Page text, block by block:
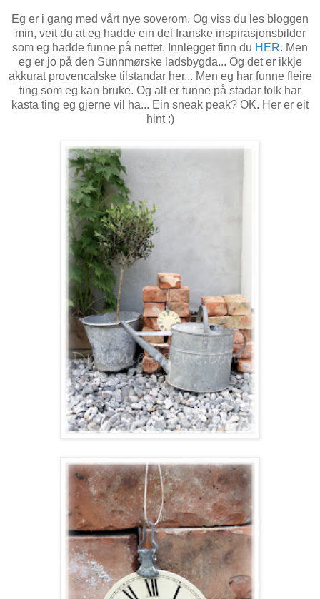
Eg er i gang med vårt nye soverom. Og viss du les bloggen
min, veit du at eg hadde ein del franske inspirasjonsbilder
som eg hadde funne på nettet. Innlegget finn du HER. Men
eg er jo på den Sunnmørske ladsbygda... Og det er ikkje
akkurat provencalske tilstandar her... Men eg har funne fleire
ting som eg kan bruke. Og alt er funne på stadar folk har
kasta ting eg gjerne vil ha... Ein sneak peak? OK. Her er eit
hint :)